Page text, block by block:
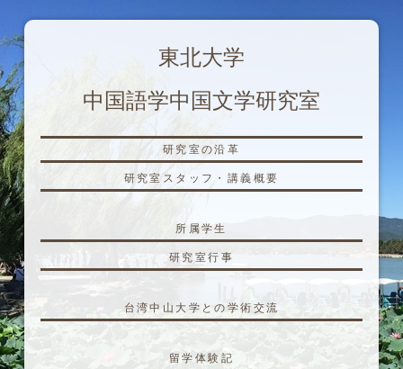
東北大学
中国語学中国文学研究室
研究室の沿革
研究室スタッフ・講義概要
所属学生
研究室行事
台湾中山大学との学術交流
留学体験記